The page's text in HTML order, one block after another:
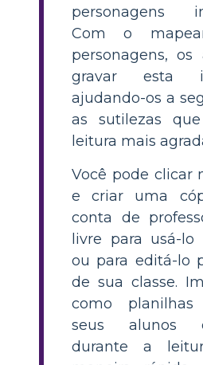
personagens
Com o
personagens, os
gravar esta
ajudando-os a
as sutilezas
leitura mais
Você pode clicar
e criar uma
conta de
livre para usá-lo
ou para editá-lo
de sua classe.
como
seus alunos
durante a